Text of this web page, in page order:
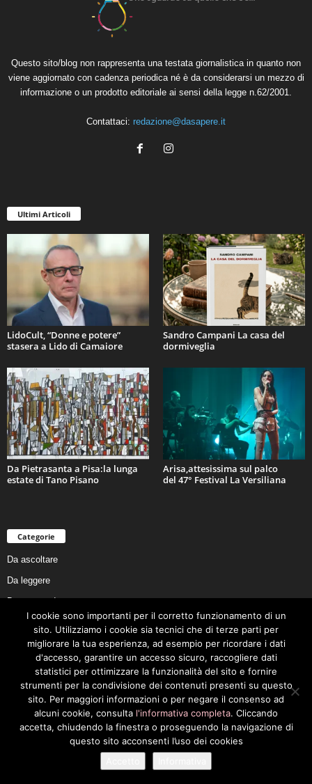
Questo sito/blog non rappresenta una testata giornalistica in quanto non
viene aggiornato con cadenza periodica né è da considerarsi un mezzo di
informazione o un prodotto editoriale ai sensi della legge n.62/2001.
Contattaci: redazione@dasapere.it
Ultimi Articoli
LidoCult, “Donne e potere”
stasera a Lido di Camaiore
Sandro Campani La casa del
dormiveglia
Da Pietrasanta a Pisa:la lunga
estate di Tano Pisano
Arisa,attesissima sul palco
del 47° Festival La Versiliana
Categorie
Da ascoltare
Da leggere
Da non perdere
Da conoscere
Da preservare
Da vivere
Cookie Policy
Privacy Policy
Cookie Policy
© 2026
I cookie sono importanti per il corretto funzionamento di un
sito. Utilizziamo i cookie sia tecnici che di terze parti per
migliorare la tua esperienza, ad esempio per ricordare i dati
d'accesso, garantire un accesso sicuro, raccogliere dati
statistici per ottimizzare la funzionalità del sito e fornire
strumenti per la condivisione dei contenuti presenti su questo
sito. Per maggiori informazioni o per negare il consenso ad
alcuni cookie, consulta l'informativa completa. Cliccando
accetta, chiudendo la finestra o proseguendo la navigazione di
questo sito acconsenti l’uso dei cookies